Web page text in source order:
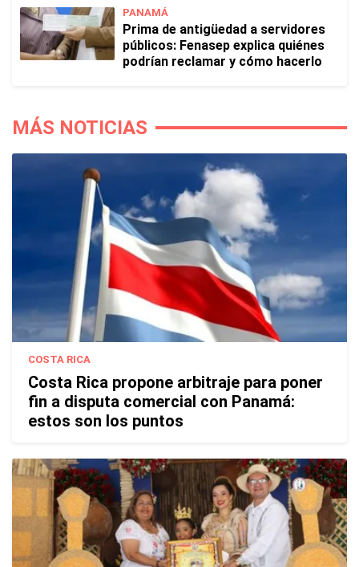
PANAMÁ
Prima de antigüedad a servidores
públicos: Fenasep explica quiénes
podrían reclamar y cómo hacerlo
MÁS NOTICIAS
COSTA RICA
Costa Rica propone arbitraje para poner
fin a disputa comercial con Panamá:
estos son los puntos